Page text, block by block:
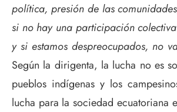
política, presión de las
si no hay una participación
y si estamos despreocupados, no
Según la dirigenta, la lucha no es
pueblos indígenas y los
lucha para la sociedad ecuatoriana